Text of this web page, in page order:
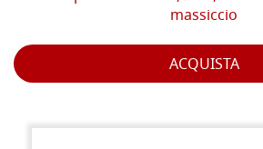
massiccio
ACQUISTA